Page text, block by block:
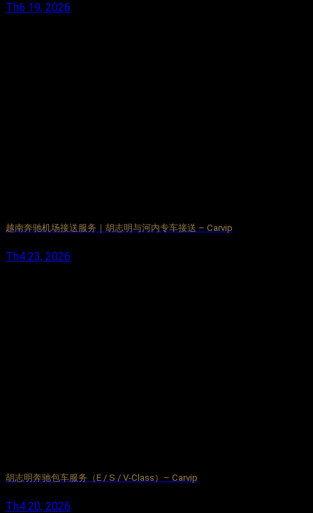
Th6 19, 2026
越南奔驰机场接送服务｜胡志明与河内专车接送 – Carvip
Th4 23, 2026
胡志明奔驰包车服务（E / S / V-Class）– Carvip
Th4 20, 2026